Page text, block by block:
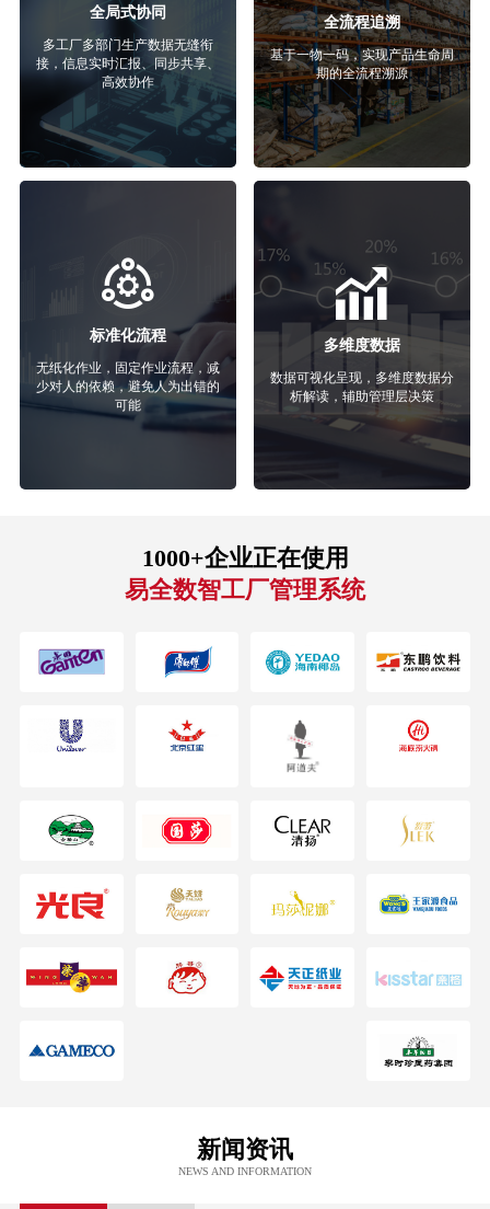
全局式协同
多工厂多部门生产数据无缝衔
接，信息实时汇报、同步共享、
高效协作
全流程追溯
基于一物一码，实现产品生命周
期的全流程溯源
标准化流程
无纸化作业，固定作业流程，减
少对人的依赖，避免人为出错的
可能
多维度数据
数据可视化呈现，多维度数据分
析解读，辅助管理层决策
1000+企业正在使用
易全数智工厂管理系统
新闻资讯
NEWS AND INFORMATION